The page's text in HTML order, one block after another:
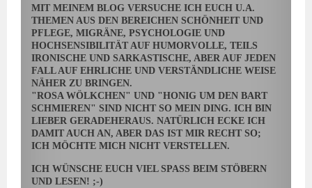
MIT MEINEM BLOG VERSUCHE ICH EUCH U.A.
THEMEN AUS DEN BEREICHEN SCHÖNHEIT UND
PFLEGE, MIGRÄNE, PSYCHOLOGIE UND
HOCHSENSIBILITÄT AUF HUMORVOLLE, TEILS
IRONISCHE UND SARKASTISCHE, ABER AUF JEDEN
FALL AUF EHRLICHE UND VERSTÄNDLICHE WEISE
NÄHER ZU BRINGEN.
"ROSA WÖLKCHEN" UND "HONIG UM DEN BART
SCHMIEREN" SIND NICHT SO MEIN DING. ICH BIN
LIEBER GERADEHERAUS. NATÜRLICH ECKE ICH
DAMIT AUCH AN, ABER DAS IST MIR RECHT SO;
ICH MÖCHTE MICH NICHT VERSTELLEN.
ICH WÜNSCHE EUCH VIEL SPASS BEIM STÖBERN U
ND LESEN! ;-)